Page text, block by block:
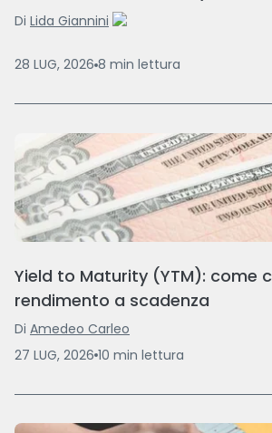
Di Lida Giannini
28 LUG, 2026 8 min lettura
Yield to Maturity (YTM): come
rendimento a scadenza
Di Amedeo Carleo
27 LUG, 2026 10 min lettura